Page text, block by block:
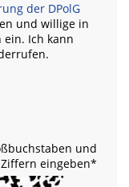
der DPolG
und willige in
Ich kann
und
Ziffern eingeben*